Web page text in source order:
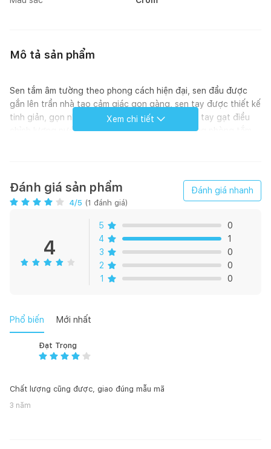
Mô tả sản phẩm
Sen tắm âm tường theo phong cách hiện đại, sen đầu được
gắn lên trần nhà tạo cảm giác gọn gàng, sen tay được thiết kế
tinh giản, gọn nhẹ, trang nhã, sản phẩm có một tay gạt điều
chỉnh lượng nước và nhiệt độ, phù hợp với những phòng tắm
Áp lực nước : 0.05 MPa ~ 0.75 MPa
Sen được thiết kế với đĩa Cartridge bền bỉ và giúp tiết kiệm
Tay vặn vòi tiết kiệm nước, vòi nước ít chì
Xem chi tiết
Đánh giá sản phẩm
4/5 (1 đánh giá)
Đánh giá nhanh
4
5
0
4
1
3
0
2
0
1
0
Phổ biến Mới nhất
Đạt Trọng
Chất lượng cũng được, giao đúng mẫu mã
3 năm